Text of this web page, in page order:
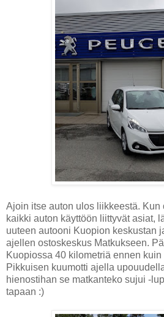
Ajoin itse auton ulos liikkeestä. Kun
kaikki auton käyttöön liittyvät asiat,
uuteen autooni Kuopion keskustan
ajellen ostoskeskus Matkukseen.
Kuopiossa 40 kilometriä ennen
Pikkuisen kuumotti ajella
hienostihan se matkanteko sujui -
tapaan :)